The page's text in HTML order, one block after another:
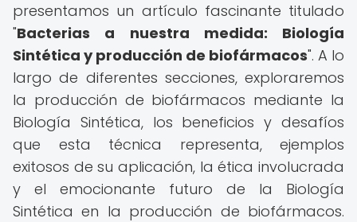
presentamos un artículo fascinante titulado
"Bacterias a nuestra medida: Biología
Sintética y producción de biofármacos". A lo
largo de diferentes secciones, exploraremos
la producción de biofármacos mediante la
Biología Sintética, los beneficios y desafíos
que esta técnica representa, ejemplos
exitosos de su aplicación, la ética involucrada
y el emocionante futuro de la Biología
Sintética en la producción de biofármacos.